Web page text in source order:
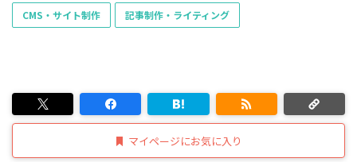
CMS・サイト制作 記事制作・ライティング
マイページにお気に入り